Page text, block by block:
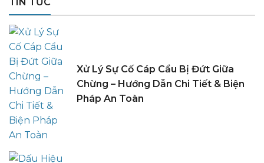
Xử Lý Sự Cố Cáp Cẩu Bị Đứt Giữa
Chừng – Hướng Dẫn Chi Tiết & Biện
Pháp An Toàn